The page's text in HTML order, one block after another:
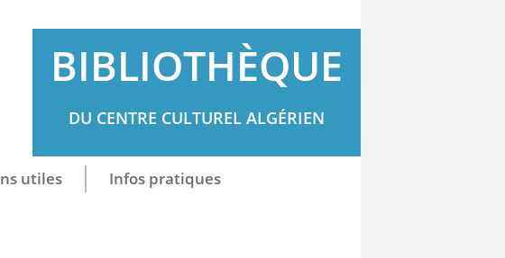
BIBLIOTHÈQUE
DU CENTRE CULTUREL ALGÉRIEN
utiles Infos pratiques